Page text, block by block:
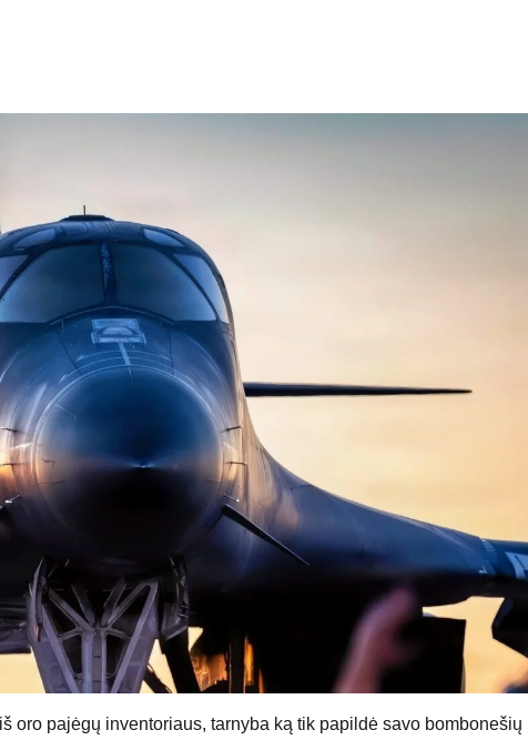
oro pajėgų inventoriaus, tarnyba ką tik papildė savo bombonešių